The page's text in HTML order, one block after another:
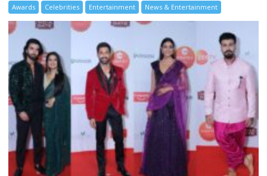
Awards Celebrities Entertainment News & Entertainment